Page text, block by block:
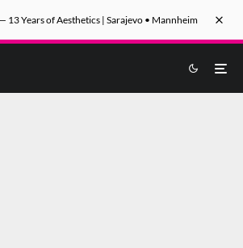
13 Years of Aesthetics | Sarajevo • Mannheim